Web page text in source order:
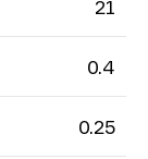
21
0.4
0.25